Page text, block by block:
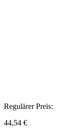
Regulärer Preis:
44,54 €